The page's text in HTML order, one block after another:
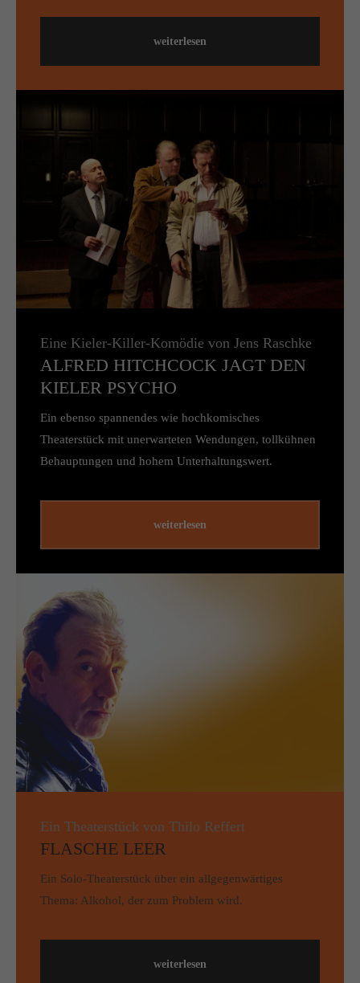
weiterlesen
Eine Kieler-Killer-Komödie von Jens Raschke
ALFRED HITCHCOCK JAGT DEN
KIELER PSYCHO
Ein ebenso spannendes wie hochkomisches
Theaterstück mit unerwarteten Wendungen, tollkühnen
Behauptungen und hohem Unterhaltungswert.
weiterlesen
Ein Theaterstück von Thilo Reffert
FLASCHE LEER
Ein Solo-Theaterstück über ein allgegenwärtiges
Thema: Alkohol, der zum Problem wird.
weiterlesen